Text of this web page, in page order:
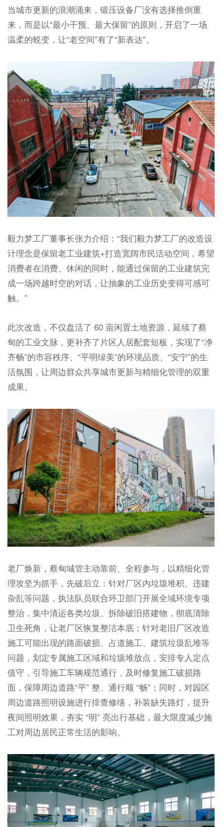
当城市更新的浪潮涌来，锻压设备厂没有选择推倒重
来，而是以“最小干预、最大保留”的原则，开启了一场
温柔的蜕变，让“老空间”有了“新表达”。
毅力梦工厂董事长张力介绍：“我们毅力梦工厂的改造设
计理念是保留老工业建筑+打造宽阔市民活动空间，希望
消费者在消费、休闲的同时，能通过保留的工业建筑完
成一场跨越时空的对话，让抽象的工业历史变得可感可
触。”
此次改造，不仅盘活了 60 亩闲置土地资源，延续了蔡
甸的工业文脉，更补齐了片区人居配套短板，实现了“净
齐畅”的市容秩序、“平明绿美”的环境品质、“安宁”的生
活氛围，让周边群众共享城市更新与精细化管理的双重
成果。
老厂焕新，蔡甸城管主动靠前、全程参与，以精细化管
理攻坚为抓手，先破后立：针对厂区内垃圾堆积、违建
杂乱等问题，执法队员联合环卫部门开展全域环境专项
整治，集中清运各类垃圾、拆除破旧搭建物，彻底清除
卫生死角，让老厂区恢复整洁本底；针对老旧厂区改造
施工可能出现的路面破损、占道施工、建筑垃圾乱堆等
问题，划定专属施工区域和垃圾堆放点，安排专人定点
值守，引导施工车辆规范通行，及时修复施工破损路
面，保障周边道路“平” 整、通行顺 “畅”；同时，对园区
周边道路照明设施进行排查修缮，补装缺失路灯，提升
夜间照明效果，夯实 “明” 亮出行基础，最大限度减少施
工对周边居民正常生活的影响。